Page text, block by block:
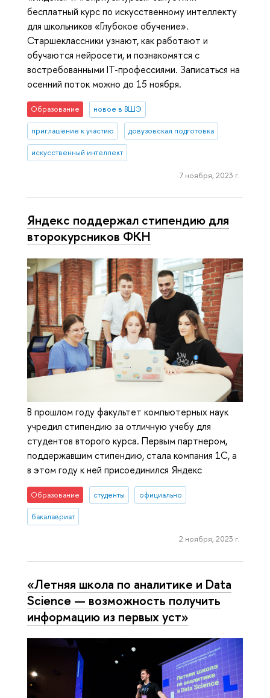
бесплатный курс по искусственному интеллекту
для школьников «Глубокое обучение».
Старшеклассники узнают, как работают и
обучаются нейросети, и познакомятся с
востребованными IT-профессиями. Записаться на
осенний поток можно до 15 ноября.
Образование новое в ВШЭ
приглашение к участию довузовская подготовка
искусственный интеллект
7 ноября, 2023 г.
Яндекс поддержал стипендию для
второкурсников ФКН
В прошлом году факультет компьютерных наук
учредил стипендию за отличную учебу для
студентов второго курса. Первым партнером,
поддержавшим стипендию, стала компания 1С, а
в этом году к ней присоединился Яндекс
Образование студенты официально
бакалавриат
2 ноября, 2023 г.
«Летняя школа по аналитике и Data
Science — возможность получить
информацию из первых уст»